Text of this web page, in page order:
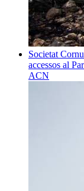
Societat
accessos al
ACN